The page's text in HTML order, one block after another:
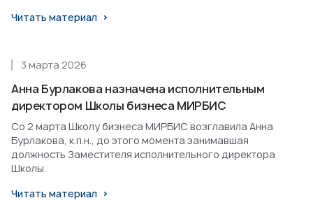
Читать материал
Анна Бурлакова назначена исполнительным
директором Школы бизнеса МИРБИС
3 марта 2026
Со 2 марта Школу бизнеса МИРБИС возглавила Анна
Бурлакова, к.п.н., до этого момента занимавшая
должность Заместителя исполнительного директора
Школы.
Читать материал